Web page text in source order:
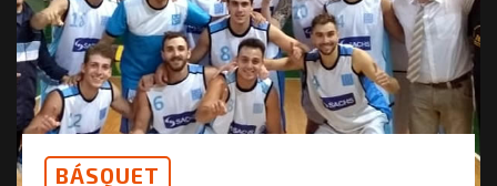
BÁSQUET